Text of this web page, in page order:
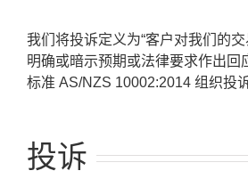
我们将投诉定义为“客户对我们的
明确或暗示预期或法律要求作出回
标准 AS/NZS 10002:2014 组织投
投诉